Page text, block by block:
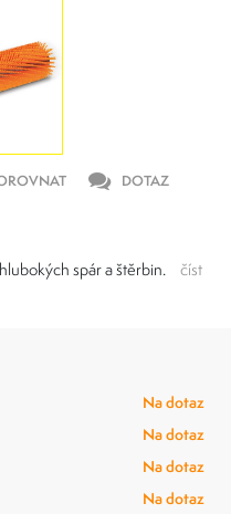
DOTAZ
spár a štěrbin.
číst
Na dotaz
Na dotaz
Na dotaz
Na dotaz